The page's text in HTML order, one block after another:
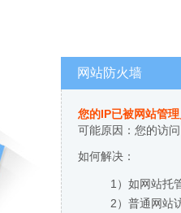
网站防火墙
您的IP已被网站管
可能原因：您的访
如何解决：
1）如网站托
2）普通网站